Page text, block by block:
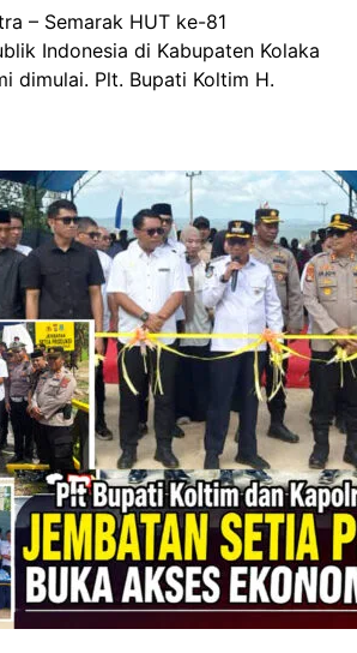
– Semarak HUT ke-81
Indonesia di Kabupaten Kolaka
dimulai. Plt. Bupati Koltim H.